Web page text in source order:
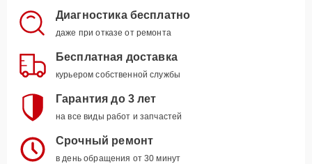
Диагностика бесплатно
даже при отказе от ремонта
Бесплатная доставка
курьером собственной службы
Гарантия до 3 лет
на все виды работ и запчастей
Срочный ремонт
в день обращения от 30 минут